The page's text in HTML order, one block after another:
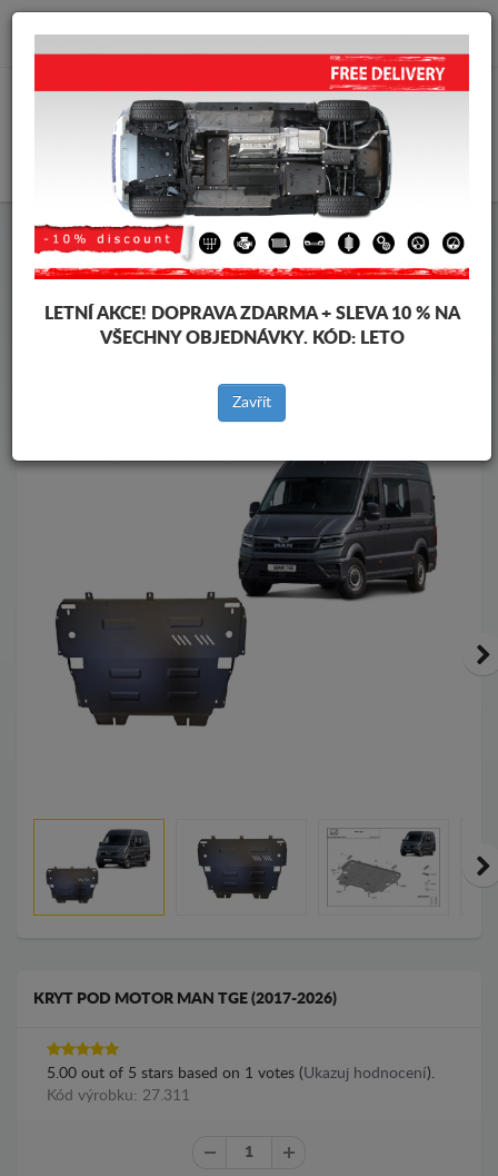
info@krytpodmotor.com
Kryt pod motor Man Kryt pod motor Man Tge
vozidel
Značky vozidel
Zpět na produkty
KRYT POD MOTOR MAN TGE (2017-2026)
5.00 out of 5 stars based on 1 votes (Ukazuj hodnocení).
Kód výrobku: 27.311
LETNÍ AKCE! DOPRAVA ZDARMA + SLEVA 10 % NA
VŠECHNY OBJEDNÁVKY. KÓD: LETO
Zavřít